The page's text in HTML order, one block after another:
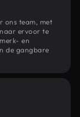
ons team, met
ervoor te
en
de gangbare